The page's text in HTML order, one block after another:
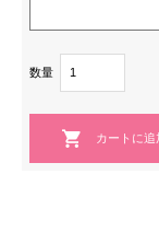
数量